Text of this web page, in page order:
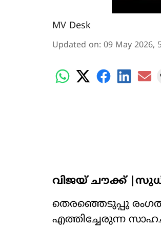
MV Desk
Updated on: 09 May 2026,
വിജയ് ചൗക്ക്
തെരഞ്ഞെടുപ്പു
എത്തിച്ചേരുന്ന